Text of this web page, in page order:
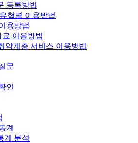
등록방법
형별 이용방법
용방법
이용방법
약계층 서비스 이용방법
문
인
계
계 분석